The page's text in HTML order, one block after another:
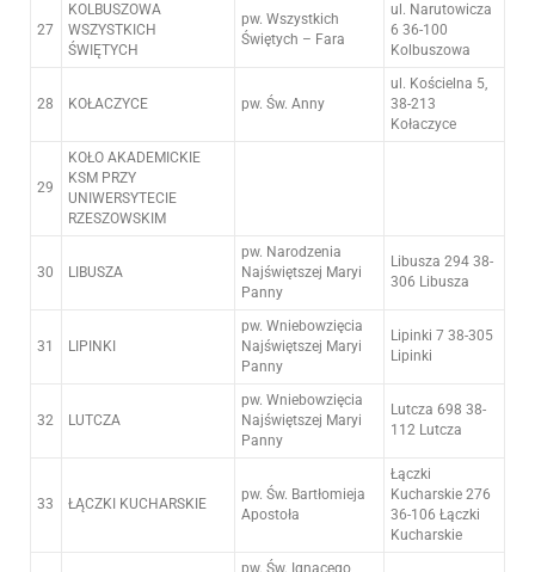
27
KOLBUSZOWA
WSZYSTKICH
ŚWIĘTYCH
pw. Wszystkich
Świętych – Fara
ul. Narutowicza
6 36-100
Kolbuszowa
28 KOŁACZYCE pw. Św. Anny
ul. Kościelna 5,
38-213
Kołaczyce
29
KOŁO AKADEMICKIE
KSM PRZY
UNIWERSYTECIE
RZESZOWSKIM
30 LIBUSZA
pw. Narodzenia
Najświętszej Maryi
Panny
Libusza 294 38-
306 Libusza
31 LIPINKI
pw. Wniebowzięcia
Najświętszej Maryi
Panny
Lipinki 7 38-305
Lipinki
32 LUTCZA
pw. Wniebowzięcia
Najświętszej Maryi
Panny
Lutcza 698 38-
112 Lutcza
33 ŁĄCZKI KUCHARSKIE
pw. Św. Bartłomieja
Apostoła
Łączki
Kucharskie 276
36-106 Łączki
Kucharskie
pw. Św. Ignacego